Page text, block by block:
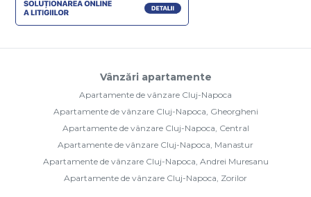
Vânzări apartamente
Apartamente de vânzare Cluj-Napoca
Apartamente de vânzare Cluj-Napoca, Gheorgheni
Apartamente de vânzare Cluj-Napoca, Central
Apartamente de vânzare Cluj-Napoca, Manastur
Apartamente de vânzare Cluj-Napoca, Andrei Muresanu
Apartamente de vânzare Cluj-Napoca, Zorilor